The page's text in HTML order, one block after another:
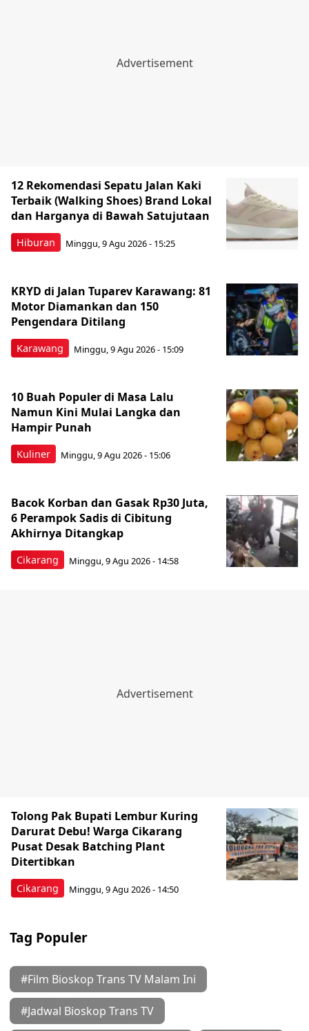
Hiburan
12 Rekomendasi Sepatu Jalan Kaki
Terbaik (Walking Shoes) Brand Lokal
dan Harganya di Bawah Satujutaan
Minggu, 9 Agu 2026 - 15:25
Karawang
KRYD di Jalan Tuparev Karawang: 81
Motor Diamankan dan 150
Pengendara Ditilang
Minggu, 9 Agu 2026 - 15:09
Kuliner
10 Buah Populer di Masa Lalu
Namun Kini Mulai Langka dan
Hampir Punah
Minggu, 9 Agu 2026 - 15:06
Cikarang
Bacok Korban dan Gasak Rp30 Juta,
6 Perampok Sadis di Cibitung
Akhirnya Ditangkap
Minggu, 9 Agu 2026 - 14:58
Cikarang
Tolong Pak Bupati Lembur Kuring
Darurat Debu! Warga Cikarang
Pusat Desak Batching Plant
Ditertibkan
Minggu, 9 Agu 2026 - 14:50
Tag Populer
#Film Bioskop Trans TV Malam Ini
#Jadwal Bioskop Trans TV